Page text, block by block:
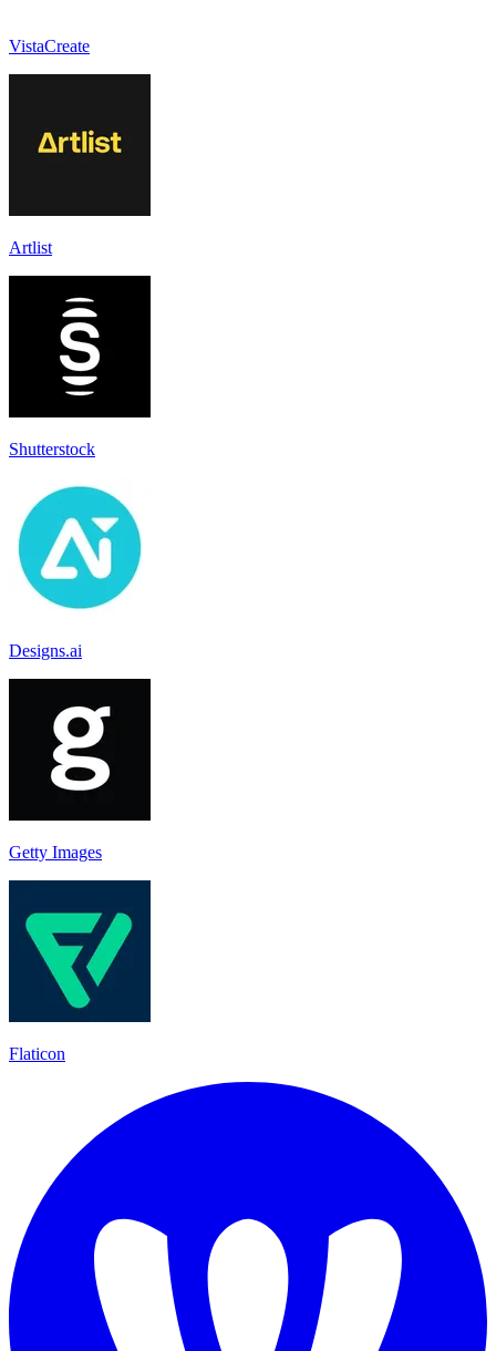
VistaCreate
Artlist
Shutterstock
Designs.ai
Getty Images
Flaticon